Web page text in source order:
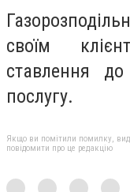
своїм
ставлення
послугу.
Якщо ви помітили помилку,
повідомити про це редакцію